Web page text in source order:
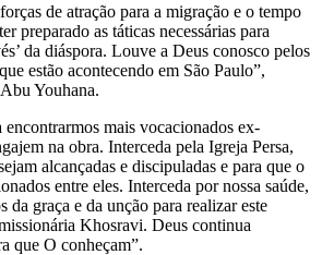
de atração para a migração e o tempo
preparado as táticas necessárias para
da diáspora. Louve a Deus conosco pelos
estão acontecendo em São Paulo”,
Youhana.
mais vocacionados ex-
na obra. Interceda pela Igreja Persa,
alcançadas e discipuladas e para que o
entre eles. Interceda por nossa saúde,
da graça e da unção para realizar este
Khosravi. Deus continua
que O conheçam”.